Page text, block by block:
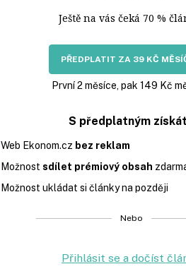
Ještě na vás čeká 70 %
PŘEDPLATIT ZA 39 KČ
První 2 měsíce, pak 149 Kč
S předplatným
Web Ekonom.cz bez reklam
Možnost sdílet prémiový obsah
Možnost ukládat si články na později
Nebo
Přihlásit se a dočíst